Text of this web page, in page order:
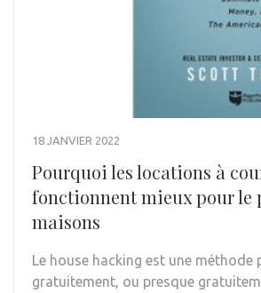
18 JANVIER 2022
Pourquoi les locations à
fonctionnent mieux pour le
maisons
Le house hacking est une méthode
gratuitement, ou presque